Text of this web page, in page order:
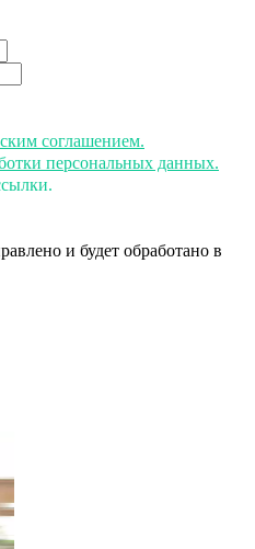
соглашением.
персональных данных.
и будет обработано в